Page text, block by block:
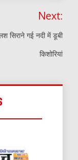
Next:
सिराने गई नदी में डूबी
किशोरियां